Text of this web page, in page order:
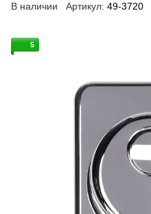
В наличии Артикул: 49-3720
5